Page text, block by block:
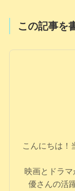
この記事を
こんにちは！
映画とドラ
優さんの活